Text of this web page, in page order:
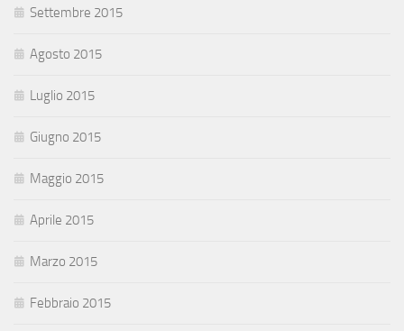
Settembre 2015
Agosto 2015
Luglio 2015
Giugno 2015
Maggio 2015
Aprile 2015
Marzo 2015
Febbraio 2015